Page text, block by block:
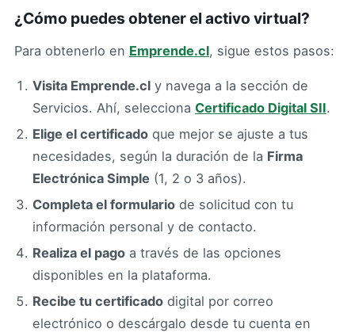
¿Cómo puedes obtener el activo virtual?
Para obtenerlo en Emprende.cl, sigue estos pasos:
Visita Emprende.cly navega a la sección de
Servicios. Ahí, selecciona Certificado Digital SII.
Elige el certificadoque mejor se ajuste a tus
necesidades, según la duración de la Firma
Electrónica Simple (1, 2 o 3 años).
Completa el formulariode solicitud con tu
información personal y de contacto.
Realiza el pagoa través de las opciones
disponibles en la plataforma.
Recibe tu certificadodigital por correo
electrónico o descárgalo desde tu cuenta en